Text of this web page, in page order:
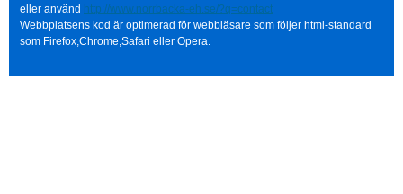
eller använd http://www.norrbacka-eh.se/?q=contact
Webbplatsens kod är optimerad för webbläsare som följer html-standard
som Firefox,Chrome,Safari eller Opera.